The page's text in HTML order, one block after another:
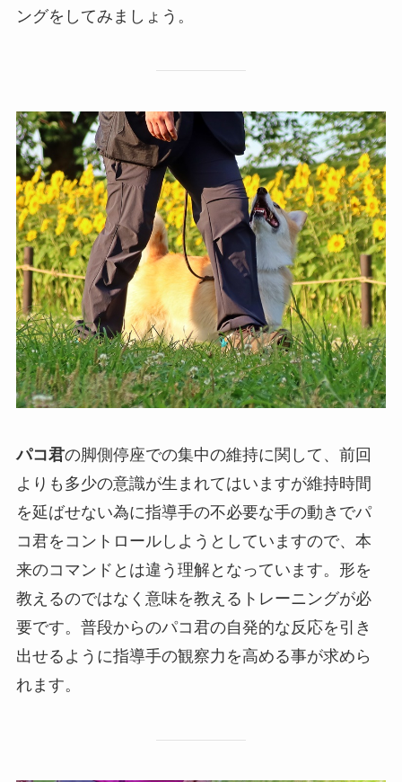
ングをしてみましょう。
パコ君の脚側停座での集中の維持に関して、前回
よりも多少の意識が生まれてはいますが維持時間
を延ばせない為に指導手の不必要な手の動きでパ
コ君をコントロールしようとしていますので、本
来のコマンドとは違う理解となっています。形を
教えるのではなく意味を教えるトレーニングが必
要です。普段からのパコ君の自発的な反応を引き
出せるように指導手の観察力を高める事が求めら
れます。